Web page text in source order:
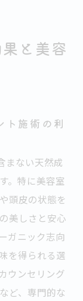
と美容
施術の利
まない天然成
。特に美容室
頭皮の状態を
美しさと安心
ガニック志向
を得られる選
ウンセリング
ど、専門的な